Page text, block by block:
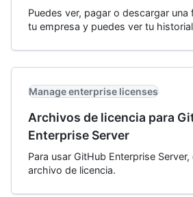
Puedes ver, pagar o descargar una
tu empresa y puedes ver tu
Manage enterprise licenses
Archivos de licencia para
Enterprise Server
Para usar GitHub Enterprise
archivo de licencia.